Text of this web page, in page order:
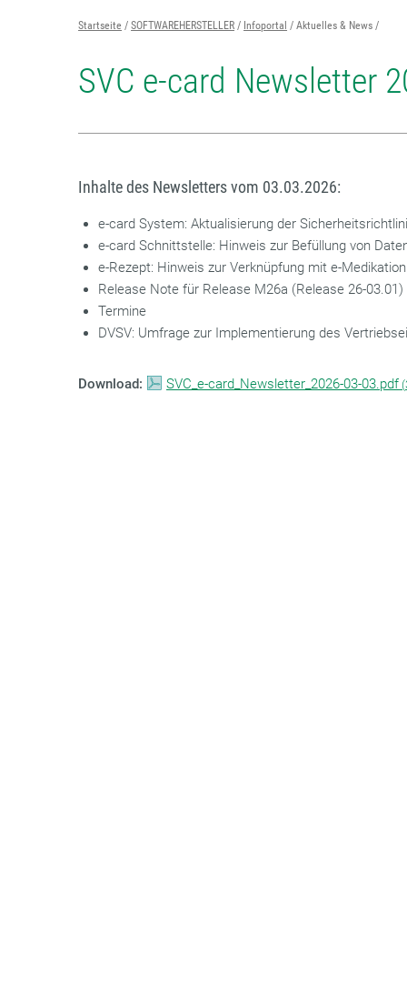
Startseite SOFTWAREHERSTELLER Infoportal Aktuelles & News
SVC e-card Newsletter
Inhalte des Newsletters vom 03.03.2026:
e-card System: Aktualisierung der
e-card Schnittstelle: Hinweis zur Befüllung von
e-Rezept: Hinweis zur Verknüpfung mit e-Medikation
Release Note für Release M26a (Release 26-03.01)
Termine
DVSV: Umfrage zur Implementierung des
Download: SVC_e-card_Newsletter_2026-03-03.pdf (